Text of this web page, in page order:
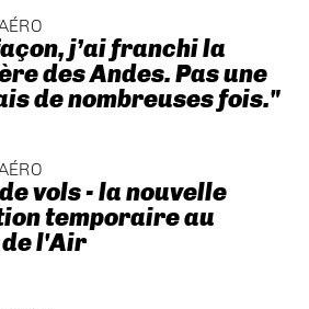
j’ai franchi la
des Andes. Pas une
de nombreuses fois."
vols - la nouvelle
temporaire au
l'Air